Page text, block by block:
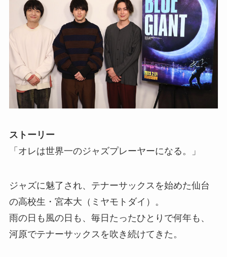
ストーリー
「オレは世界一のジャズプレーヤーになる。」
ジャズに魅了され、テナーサックスを始めた仙台
の高校生・宮本大（ミヤモトダイ）。
雨の日も風の日も、毎日たったひとりで何年も、
河原でテナーサックスを吹き続けてきた。